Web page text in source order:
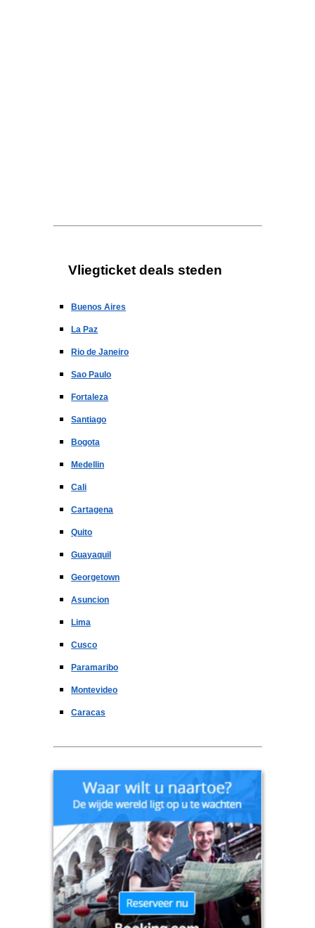
Vliegticket deals steden
Buenos Aires
La Paz
Rio de Janeiro
Sao Paulo
Fortaleza
Santiago
Bogota
Medellin
Cali
Cartagena
Quito
Guayaquil
Georgetown
Asuncion
Lima
Cusco
Paramaribo
Montevideo
Caracas